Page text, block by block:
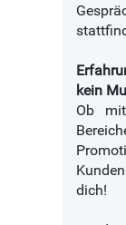
kein
Ob
dich!